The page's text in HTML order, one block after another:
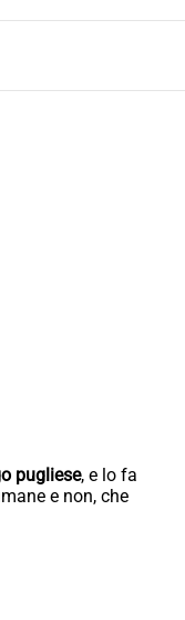
pugliese, e lo fa
e non, che